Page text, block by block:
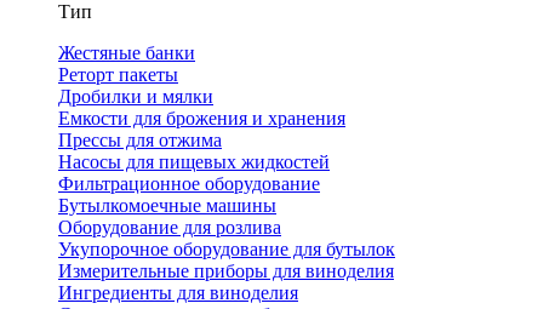
Тип
Жестяные банки
Реторт пакеты
Дробилки и мялки
Емкости для брожения и хранения
Прессы для отжима
Насосы для пищевых жидкостей
Фильтрационное оборудование
Бутылкомоечные машины
Оборудование для розлива
Укупорочное оборудование для бутылок
Измерительные приборы для виноделия
Ингредиенты для виноделия